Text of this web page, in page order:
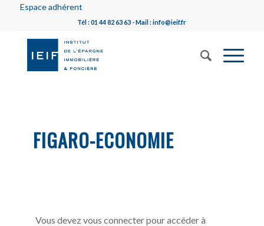
Espace adhérent
Tél : 01 44 82 63 63 - Mail : info@ieif.fr
FIGARO-ECONOMIE
Vous devez vous connecter pour accéder à